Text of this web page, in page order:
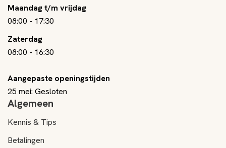
Maandag t/m vrijdag
08:00 - 17:30
Zaterdag
08:00 - 16:30
Aangepaste openingstijden
25 mei: Gesloten
Algemeen
Kennis & Tips
Betalingen